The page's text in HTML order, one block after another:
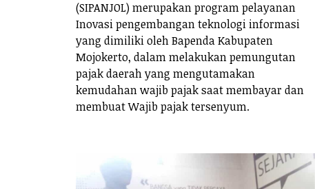
(SIPANJOL) merupakan program pelayanan
Inovasi pengembangan teknologi informasi
yang dimiliki oleh Bapenda Kabupaten
Mojokerto, dalam melakukan pemungutan
pajak daerah yang mengutamakan
kemudahan wajib pajak saat membayar dan
membuat Wajib pajak tersenyum.